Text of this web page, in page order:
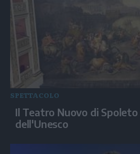
SPETTACOLO
Il Teatro Nuovo di
dell'Unesco